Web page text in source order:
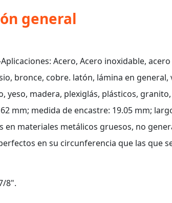
general
Acero, Acero inoxidable,
bronce, cobre. latón, lámina en
yeso, madera, plexiglás, plásticos,
mm; medida de encastre: 19.05 mm;
en materiales metálicos gruesos, no
en su circunferencia que las que
8".